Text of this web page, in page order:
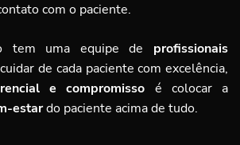
com o paciente.
tem uma equipe de profissionais
de cada paciente com excelência,
e compromisso é colocar a
estardo paciente acima de tudo.